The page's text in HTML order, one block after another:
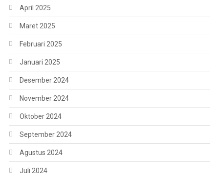
April 2025
Maret 2025
Februari 2025
Januari 2025
Desember 2024
November 2024
Oktober 2024
September 2024
Agustus 2024
Juli 2024